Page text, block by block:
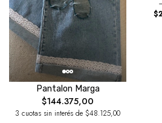
Pantalon Marga
$144.375,00
3 cuotas sin interés de $48.125,00